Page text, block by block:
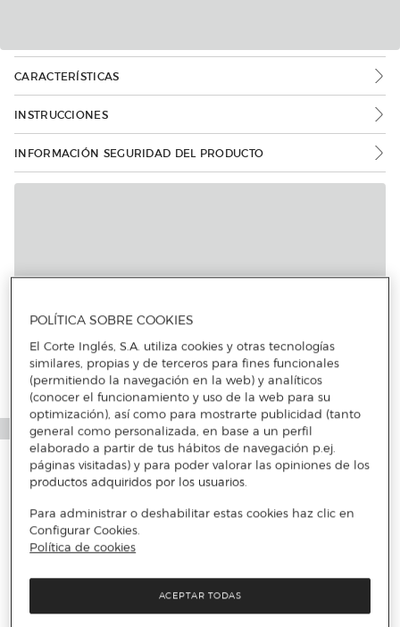
CARACTERÍSTICAS
INSTRUCCIONES
INFORMACIÓN SEGURIDAD DEL PRODUCTO
POLÍTICA SOBRE COOKIES
El Corte Inglés, S.A. utiliza cookies y otras tecnologías
similares, propias y de terceros para fines funcionales
(permitiendo la navegación en la web) y analíticos
(conocer el funcionamiento y uso de la web para su
optimización), así como para mostrarte publicidad (tanto
general como personalizada, en base a un perfil
elaborado a partir de tus hábitos de navegación p.ej.
páginas visitadas) y para poder valorar las opiniones de los
productos adquiridos por los usuarios.
Para administrar o deshabilitar estas cookies haz clic en
Configurar Cookies.
Política de cookies
ACEPTAR TODAS